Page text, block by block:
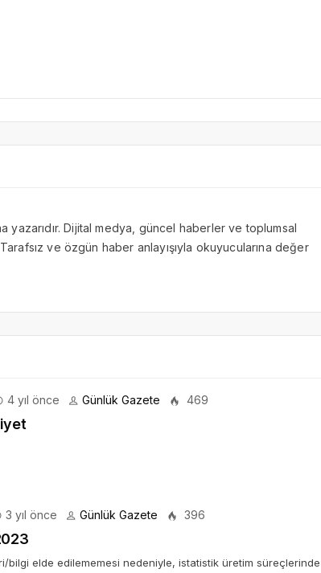
yazarıdır. Dijital medya, güncel haberler ve toplumsal
ve özgün haber anlayışıyla okuyucularına değer
4 yıl önce Günlük Gazete 469
3 yıl önce Günlük Gazete 396
bilgi elde edilememesi nedeniyle, istatistik üretim süreçlerinde